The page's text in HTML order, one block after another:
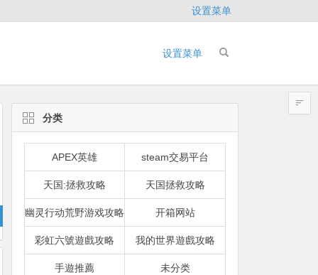
设置菜单
设置菜单
分类
APEX英雄 steam交易平台
天国:拯救攻略 天国拯救攻略
幽灵行动荒野游戏攻略 开箱网站
彩虹六號遊戲攻略 我的世界遊戲攻略
手遊推薦 未分类